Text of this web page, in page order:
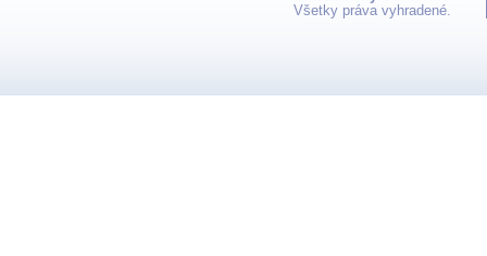
Všetky práva vyhradené.